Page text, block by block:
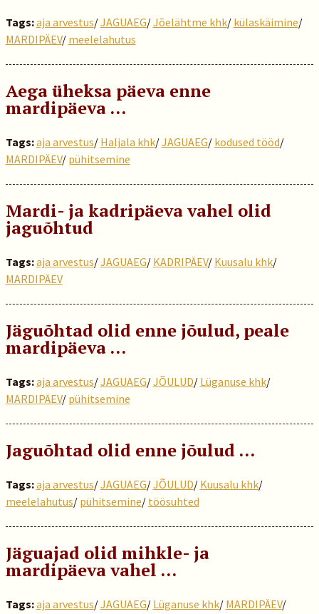
Tags:aja arvestus/JAGUAEG/Jõelähtme khk/ külaskäimine/
MARDIPÄEV/ meelelahutus
Aega üheksa päeva enne
mardipäeva …
Tags:aja arvestus/ Haljala khk/JAGUAEG/ kodused tööd/
MARDIPÄEV/ pühitsemine
Mardi- ja kadripäeva vahel olid
jaguõhtud
Tags:aja arvestus/JAGUAEG/ KADRIPÄEV/ Kuusalu khk/
MARDIPÄEV
Jäguõhtad olid enne jõulud, peale
mardipäeva …
Tags:aja arvestus/JAGUAEG/JÕULUD/ Lüganuse khk/
MARDIPÄEV/ pühitsemine
Jaguõhtad olid enne jõulud …
Tags:aja arvestus/JAGUAEG/JÕULUD/ Kuusalu khk/
meelelahutus/ pühitsemine/ töösuhted
Jäguajad olid mihkle- ja
mardipäeva vahel …
Tags:aja arvestus/JAGUAEG/ Lüganuse khk/ MARDIPÄEV/